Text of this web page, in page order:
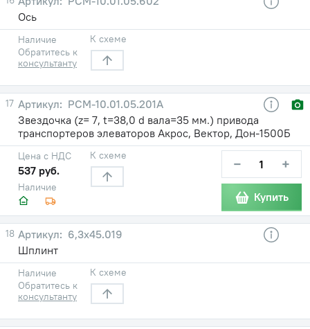
Ось
Наличие
Обратитесь к
консультанту
К схеме
17
РСМ-10.01.05.201А
Звездочка (z= 7, t=38,0 d вала=35 мм.) привода
транспортеров элеваторов Акрос, Вектор, Дон-1500Б
Наличие
Цена с НДС
537 руб.
К схеме − +
Купить
18
6,3x45.019
Шплинт
Наличие
Обратитесь к
консультанту
К схеме